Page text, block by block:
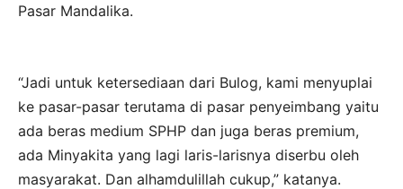
Pasar Mandalika.
“Jadi untuk ketersediaan dari Bulog, kami menyuplai
ke pasar-pasar terutama di pasar penyeimbang yaitu
ada beras medium SPHP dan juga beras premium,
ada Minyakita yang lagi laris-larisnya diserbu oleh
masyarakat. Dan alhamdulillah cukup,” katanya.